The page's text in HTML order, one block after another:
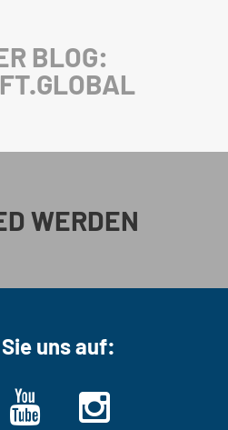
BLOG:
WERDEN
uns auf: